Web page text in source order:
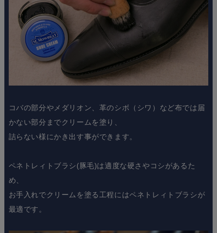
コバの部分やメダリオン、革のシボ（シワ）など布では届
かない部分までクリームを塗り、
詰らない様にかき出す事ができます。
ペネトレィトブラシ(豚毛)は適度な硬さやコシがあるた
め、
お手入れでクリームを塗る工程にはペネトレィトブラシが
最適です。